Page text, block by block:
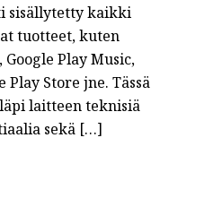
sisällytetty kaikki
tuotteet, kuten
Play Music,
Play Store jne. Tässä
laitteen teknisiä
sekä […]